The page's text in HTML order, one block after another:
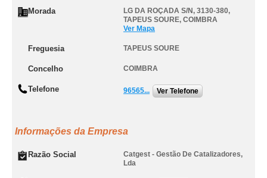
Morada LG DA ROÇADA S/N, 3130-380,
TAPEUS SOURE, COIMBRA
Ver Mapa
Freguesia TAPEUS SOURE
Concelho COIMBRA
Telefone 96565... Ver Telefone
Informações da Empresa
Razão Social
Catgest - Gestão De Catalizadores,
Lda